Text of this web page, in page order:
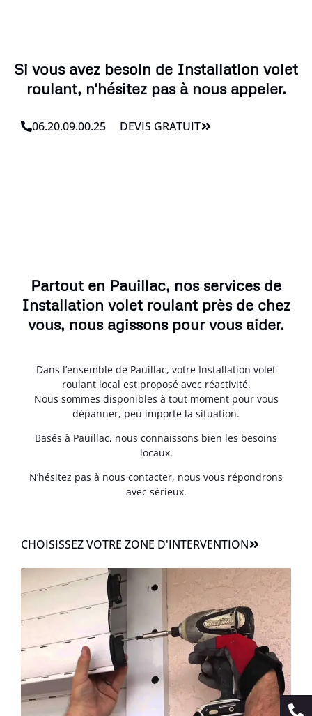
Si vous avez besoin de Installation volet
roulant, n'hésitez pas à nous appeler.
06.20.09.00.25 DEVIS GRATUIT
Partout en Pauillac, nos services de
Installation volet roulant près de chez
vous, nous agissons pour vous aider.
Dans l’ensemble de Pauillac, votre Installation volet
roulant local est proposé avec réactivité.
Nous sommes disponibles à tout moment pour vous
dépanner, peu importe la situation.
Basés à Pauillac, nous connaissons bien les besoins
locaux.
N’hésitez pas à nous contacter, nous vous répondrons
avec sérieux.
CHOISISSEZ VOTRE ZONE D'INTERVENTION